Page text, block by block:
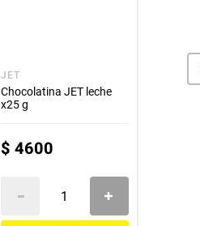
JET
Chocolatina JET leche
x25 g
$ 4600